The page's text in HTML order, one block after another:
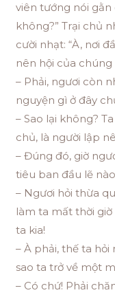
viên tướng nói gằn
không?” Trại chủ
cười nhạt: “À, nơi
nên hội của chúng
– Phải, ngươi còn
nguyện gì ở đây
– Sao lại không?
chủ, là người lập
– Đúng đó, giờ
tiêu ban đầu lẽ
– Ngươi hỏi thừa
làm ta mất thời
ta kia!
– À phải, thế ta
sao ta trở về một
– Có chứ! Phải